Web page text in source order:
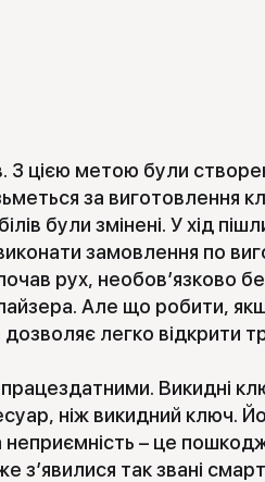
цією метою були
за виготовлення
змінені. У хід пішли
замовлення по
рух, необов’язково
Але що робити,
легко відкрити
Викидні
ніж викидний ключ.
– це
з’явилися так звані